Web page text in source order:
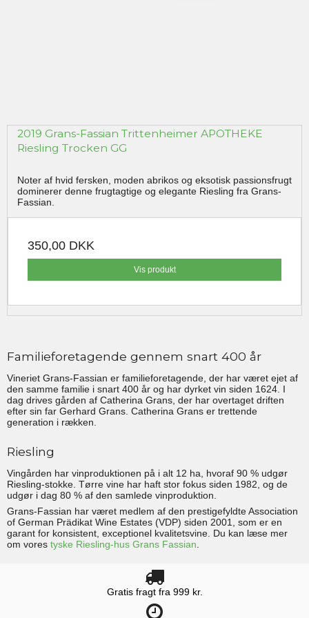
2019 Grans-Fassian Trittenheimer APOTHEKE
Riesling Trocken GG
Noter af hvid fersken, moden abrikos og eksotisk passionsfrugt
dominerer denne frugtagtige og elegante Riesling fra Grans-
Fassian.
350,00 DKK
Vis produkt
Familieforetagende gennem snart 400 år
Vineriet Grans-Fassian er familieforetagende, der har været ejet af
den samme familie i snart 400 år og har dyrket vin siden 1624. I
dag drives gården af Catherina Grans, der har overtaget driften
efter sin far Gerhard Grans. Catherina Grans er trettende
generation i rækken.
Riesling
Vingården har vinproduktionen på i alt 12 ha, hvoraf 90 % udgør
Riesling-stokke. Tørre vine har haft stor fokus siden 1982, og de
udgør i dag 80 % af den samlede vinproduktion.
Grans-Fassian har været medlem af den prestigefyldte Association
of German Prädikat Wine Estates (VDP) siden 2001, som er en
garant for konsistent, exceptionel kvalitetsvine. Du kan læse mer
om vores tyske Riesling-hus Grans Fassian
Gratis fragt fra 999 kr.